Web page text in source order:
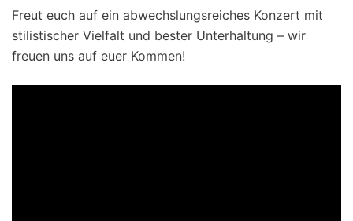
Freut euch auf ein abwechslungsreiches Konzert mit
stilistischer Vielfalt und bester Unterhaltung – wir
freuen uns auf euer Kommen!